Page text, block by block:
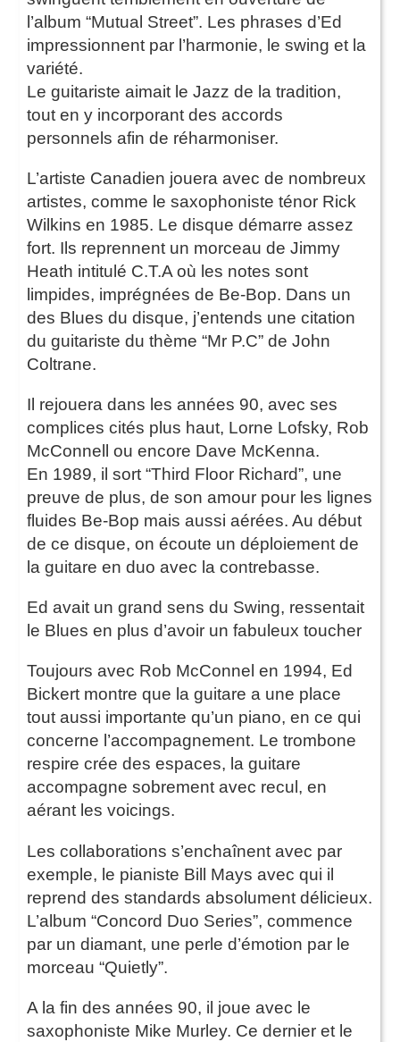
l’album “Mutual Street”. Les phrases d’Ed
impressionnent par l’harmonie, le swing et la
variété.
Le guitariste aimait le Jazz de la tradition,
tout en y incorporant des accords
personnels afin de réharmoniser.
L’artiste Canadien jouera avec de nombreux
artistes, comme le saxophoniste ténor Rick
Wilkins en 1985. Le disque démarre assez
fort. Ils reprennent un morceau de Jimmy
Heath intitulé C.T.A où les notes sont
limpides, imprégnées de Be-Bop. Dans un
des Blues du disque, j’entends une citation
du guitariste du thème “Mr P.C” de John
Coltrane.
Il rejouera dans les années 90, avec ses
complices cités plus haut, Lorne Lofsky, Rob
McConnell ou encore Dave McKenna.
En 1989, il sort “Third Floor Richard”, une
preuve de plus, de son amour pour les lignes
fluides Be-Bop mais aussi aérées. Au début
de ce disque, on écoute un déploiement de
la guitare en duo avec la contrebasse.
Ed avait un grand sens du Swing, ressentait
le Blues en plus d’avoir un fabuleux toucher
Toujours avec Rob McConnel en 1994, Ed
Bickert montre que la guitare a une place
tout aussi importante qu’un piano, en ce qui
concerne l’accompagnement. Le trombone
respire crée des espaces, la guitare
accompagne sobrement avec recul, en
aérant les voicings.
Les collaborations s’enchaînent avec par
exemple, le pianiste Bill Mays avec qui il
reprend des standards absolument délicieux.
L’album “Concord Duo Series”, commence
par un diamant, une perle d’émotion par le
morceau “Quietly”.
A la fin des années 90, il joue avec le
saxophoniste Mike Murley. Ce dernier et le